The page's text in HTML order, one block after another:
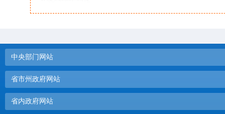
中央部门网站
省市州政府网站
省内政府网站